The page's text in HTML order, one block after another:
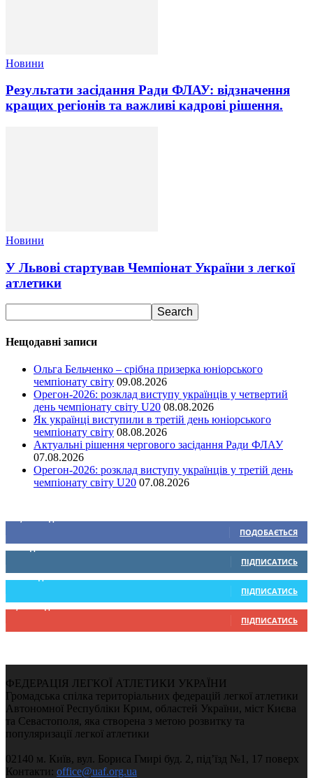
Новини
Результати засідання Ради ФЛАУ: відзначення
кращих регіонів та важливі кадрові рішення.
Новини
У Львові стартував Чемпіонат України з легкої
атлетики
Нещодавні записи
Ольга Бельченко – срібна призерка юніорського
чемпіонату світу 09.08.2026
Орегон-2026: розклад виступу українців у четвертий
день чемпіонату світу U20 08.08.2026
Як українці виступили в третій день юніорського
чемпіонату світу 08.08.2026
Актуальні рішення чергового засідання Ради ФЛАУ
07.08.2026
Орегон-2026: розклад виступу українців у третій день
чемпіонату світу U20 07.08.2026
ПОДОБАЄТЬСЯ
0 Підписників
ПІДПИСАТИСЬ
234 Підписників
ПІДПИСАТИСЬ
9,370 Підписників
ПІДПИСАТИСЬ
ФЕДЕРАЦІЯ ЛЕГКОЇ АТЛЕТИКИ УКРАЇНИ
Громадська спілка територіальних федерацій легкої атлетики
Автономної Республіки Крим, областей України, міст Києва
та Севастополя, яка створена з метою розвитку та
популяризації легкої атлетики
02140 м. Київ, вул. Бориса Гмирі буд. 2, під’їзд №1, 17 поверх
Контакти: office@uaf.org.ua